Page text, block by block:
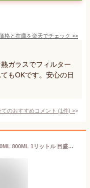
格と在庫を楽天でチェック >>
ガラスでフィルター
もOKです。安心の日
てのおすすめコメント (1件) >
ボトルカバー付き ウォーターボトル 600ML 800ML 1リットル 目盛り 耐熱 ガラス マイボトル 透明 おしゃれ 北欧風 ガラスボトル ガラス瓶 クリアボトル 水筒 大容量 1L 直飲み 洗いやすい 茶こし付き 送料無料